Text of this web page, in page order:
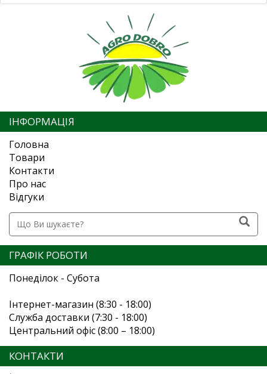
ІНФОРМАЦІЯ
Головна
Товари
Контакти
Про нас
Відгуки
ГРАФІК РОБОТИ
Понеділок - Субота
Інтернет-магазин (8:30 - 18:00)
Служба доставки (7:30 - 18:00)
Центральний офіс (8:00 – 18:00)
КОНТАКТИ